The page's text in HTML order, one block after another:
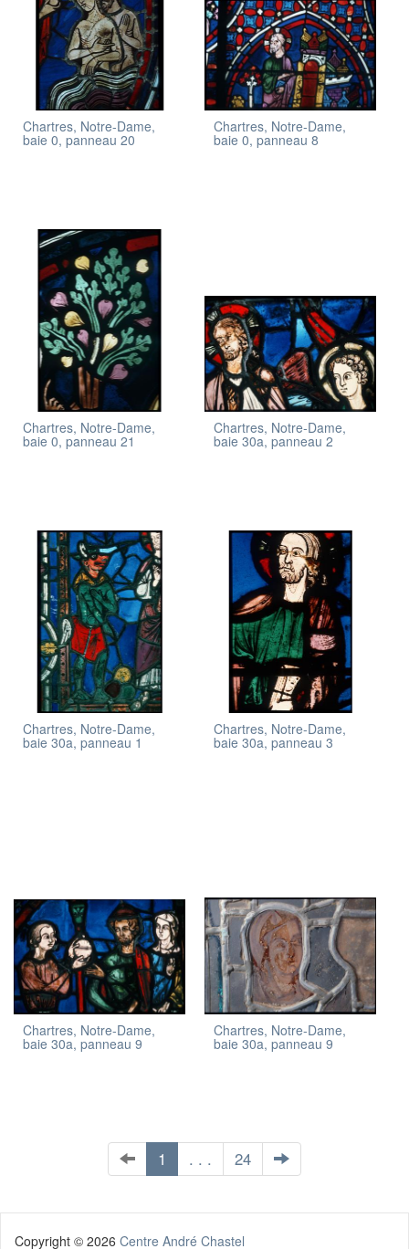
Chartres, Notre-Dame,
baie 0, panneau 20
Chartres, Notre-Dame,
baie 0, panneau 8
Chartres, Notre-Dame,
baie 0, panneau 21
Chartres, Notre-Dame,
baie 30a, panneau 2
Chartres, Notre-Dame,
baie 30a, panneau 1
Chartres, Notre-Dame,
baie 30a, panneau 3
Chartres, Notre-Dame,
baie 30a, panneau 9
Chartres, Notre-Dame,
baie 30a, panneau 9
1 . . . 24
Copyright © 2026 Centre André Chastel